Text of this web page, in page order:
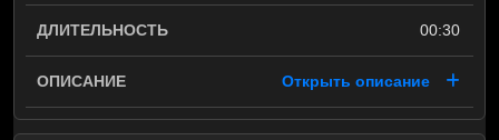
00:30
Открыть описание